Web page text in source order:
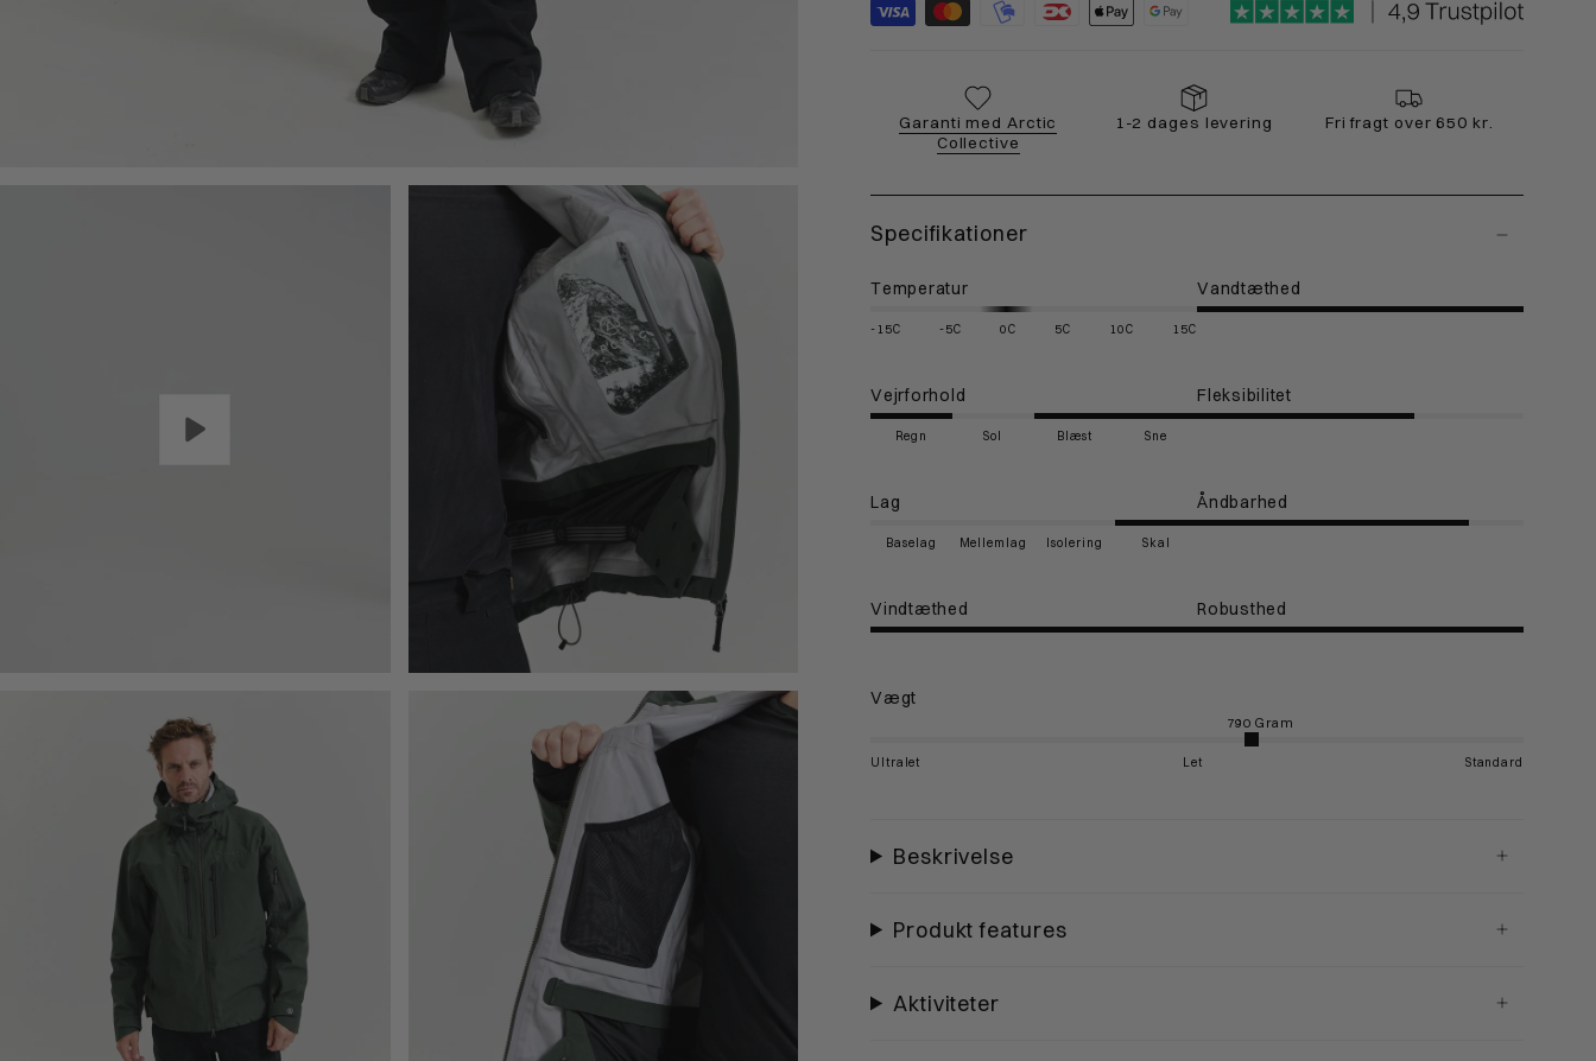
Garanti med Arctic
Collective
1-2 dages levering Fri fragt over 650 kr.
Specifikationer
Temperatur
-15C -5C 0C 5C 10C 15C
Vejrforhold
Regn Sol Blæst Sne
Lag
Baselag Mellemlag Isolering Skal
Vindtæthed
Vandtæthed
Fleksibilitet
Åndbarhed
Robusthed
Vægt
Ultralet Let Standard
Beskrivelse
Produkt features
Aktiviteter